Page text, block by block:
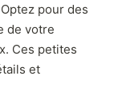
pour des
de votre
Ces petites
et